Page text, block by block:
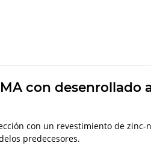
con
con un revestimiento de
predecesores.